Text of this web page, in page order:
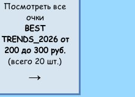
Посмотреть все
очки
BEST
TRENDS_2026 от
200 до 300 руб.
(всего 20 шт.)
→